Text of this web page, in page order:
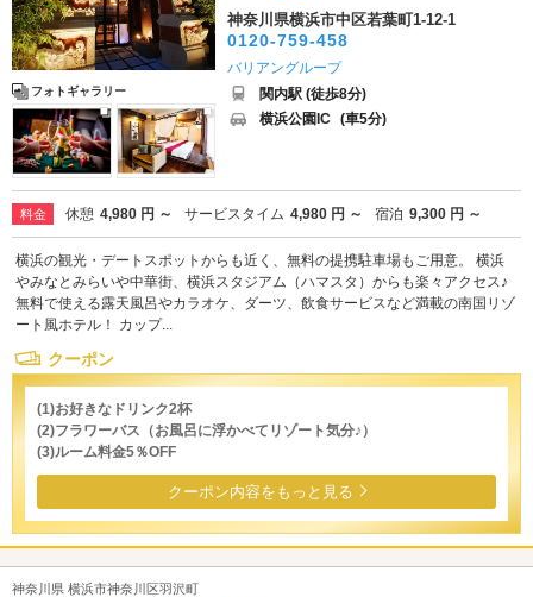
フォトギャラリー
神奈川県横浜市中区若葉町1-12-1
0120-759-458
バリアングループ
関内駅 (徒歩8分)
横浜公園IC (車5分)
料金 休憩 4,980 円 ～ サービスタイム 4,980 円 ～ 宿泊 9,300 円 ～
横浜の観光・デートスポットからも近く、無料の提携駐車場もご用意。 横浜
やみなとみらいや中華街、横浜スタジアム（ハマスタ）からも楽々アクセス♪
無料で使える露天風呂やカラオケ、ダーツ、飲食サービスなど満載の南国リゾ
ート風ホテル！ カップ...
クーポン
(1)お好きなドリンク2杯
(2)フラワーバス（お風呂に浮かべてリゾート気分♪）
(3)ルーム料金5％OFF
クーポン内容をもっと見る
神奈川県 横浜市神奈川区羽沢町